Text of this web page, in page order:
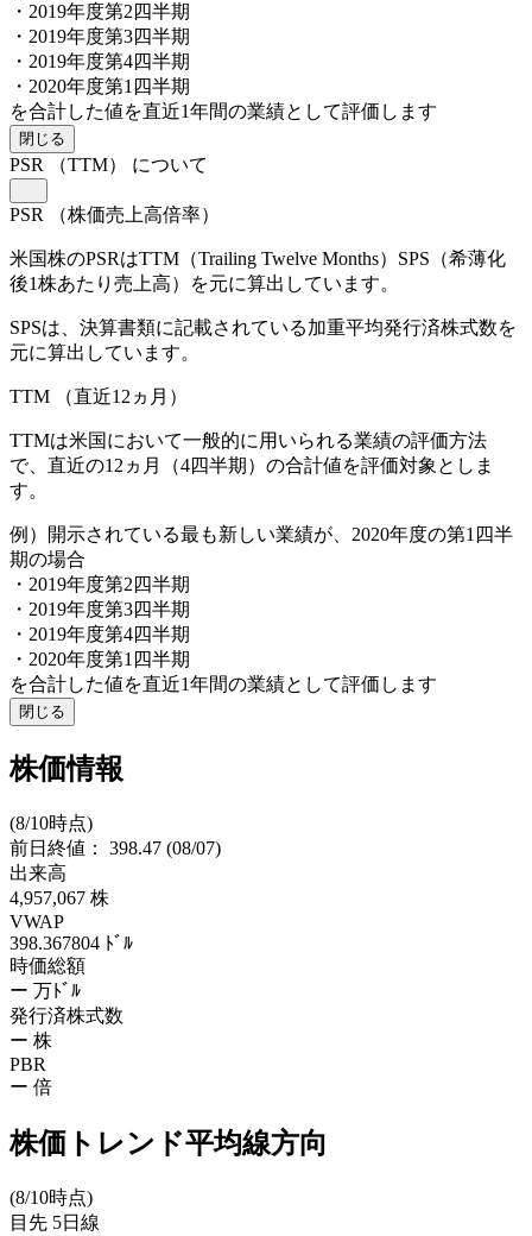
・2019年度第2四半期
・2019年度第3四半期
・2019年度第4四半期
・2020年度第1四半期
を合計した値を直近1年間の業績として評価します
閉じる
PSR （TTM） について
PSR （株価売上高倍率）
米国株のPSRはTTM（Trailing Twelve Months）SPS（希薄化
後1株あたり売上高）を元に算出しています。
SPSは、決算書類に記載されている加重平均発行済株式数を
元に算出しています。
TTM （直近12ヵ月）
TTMは米国において一般的に用いられる業績の評価方法
で、直近の12ヵ月（4四半期）の合計値を評価対象としま
す。
例）開示されている最も新しい業績が、2020年度の第1四半
期の場合
・2019年度第2四半期
・2019年度第3四半期
・2019年度第4四半期
・2020年度第1四半期
を合計した値を直近1年間の業績として評価します
閉じる
株価情報
(8/10時点)
前日終値： 398.47 (08/07)
出来高
4,957,067 株
VWAP
398.367804 ﾄﾞﾙ
時価総額
ー 万ﾄﾞﾙ
発行済株式数
ー 株
PBR
ー 倍
株価トレンド平均線方向
(8/10時点)
目先 5日線